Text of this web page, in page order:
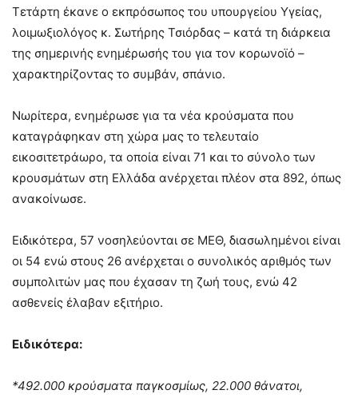
Τετάρτη έκανε ο εκπρόσωπος του υπουργείου Υγείας,
λοιμωξιολόγος κ. Σωτήρης Τσιόρδας – κατά τη διάρκεια
της σημερινής ενημέρωσής του για τον κορωνοϊό –
χαρακτηρίζοντας το συμβάν, σπάνιο.
Νωρίτερα, ενημέρωσε για τα νέα κρούσματα που
καταγράφηκαν στη χώρα μας το τελευταίο
εικοσιτετράωρο, τα οποία είναι 71 και το σύνολο των
κρουσμάτων στη Ελλάδα ανέρχεται πλέον στα 892, όπως
ανακοίνωσε.
Ειδικότερα, 57 νοσηλεύονται σε ΜΕΘ, διασωλημένοι είναι
οι 54 ενώ στους 26 ανέρχεται ο συνολικός αριθμός των
συμπολιτών μας που έχασαν τη ζωή τους, ενώ 42
ασθενείς έλαβαν εξιτήριο.
Ειδικότερα:
*492.000 κρούσματα παγκοσμίως, 22.000 θάνατοι,